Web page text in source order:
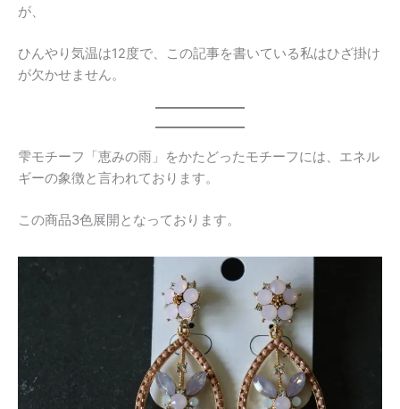
が、
ひんやり気温は12度で、この記事を書いている私はひざ掛け
が欠かせません。
雫モチーフ「恵みの雨」をかたどったモチーフには、エネル
ギーの象徴と言われております。
この商品3色展開となっております。